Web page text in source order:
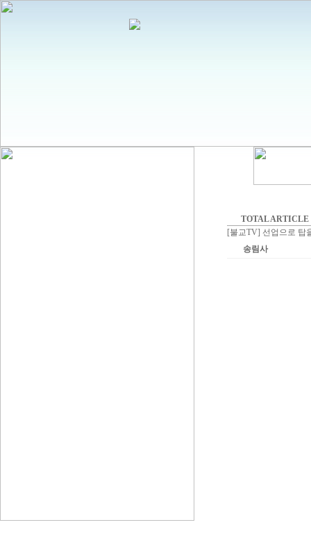
TOTAL ARTICLE
[불교TV] 선업으로 탑
송림사